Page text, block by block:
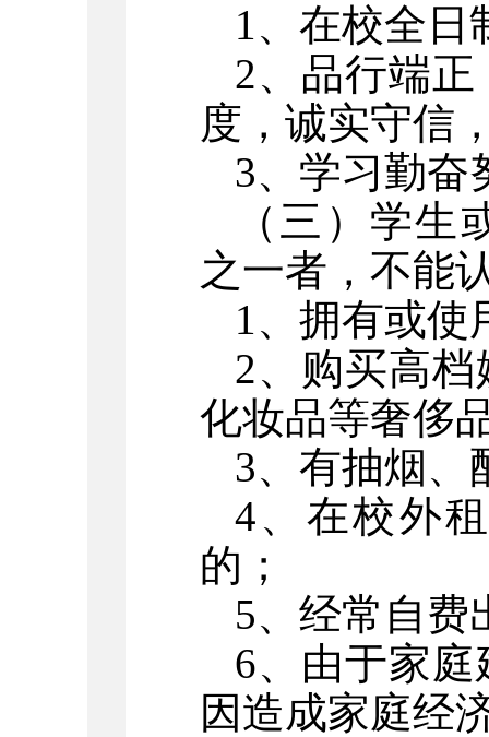
1、在校全日
2、品行端
度，诚实守信
3、学习勤奋
（三） 学生
之一者，不能
1、拥有或使
2、购买高
化妆品等奢侈
3、有抽烟、
4、在校外
的；
5、经常自费
6、由于家
因造成家庭经